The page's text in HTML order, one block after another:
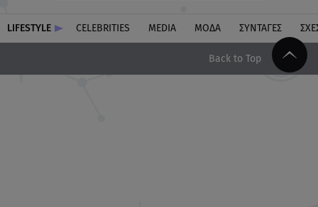
LIFESTYLE CELEBRITIES MEDIA ΜΟΔΑ ΣΥΝΤΑΓΕΣ
Back to Top